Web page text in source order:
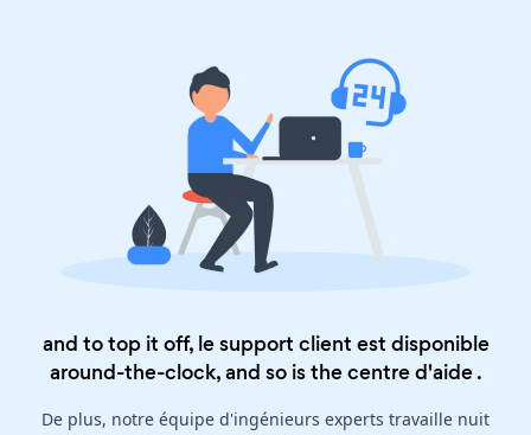
and to top it off, le support client est disponible
around-the-clock, and so is thecentre d'aide.
De plus, notre équipe d'ingénieurs experts travaille nuit